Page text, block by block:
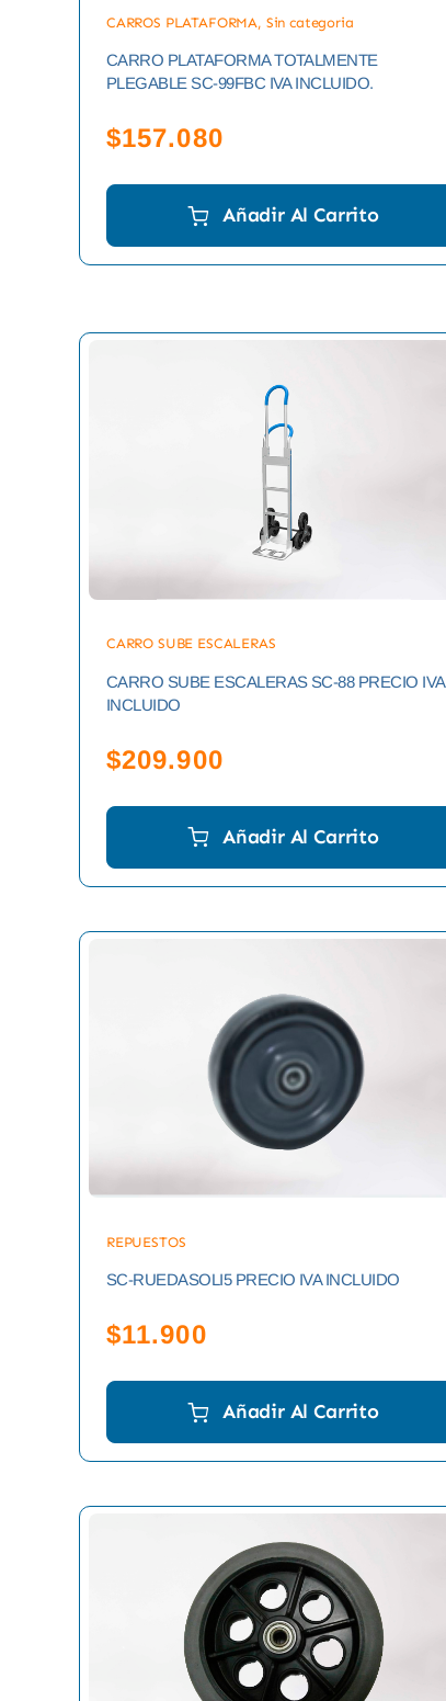
CARROS PLATAFORMA, Sin categoria
CARRO PLATAFORMA TOTALMENTE
PLEGABLE SC-99FBC IVA INCLUIDO.
$157.080
Añadir Al Carrito
CARRO SUBE ESCALERAS
CARRO SUBE ESCALERAS SC-88 PRECIO IVA
INCLUIDO
$209.900
Añadir Al Carrito
REPUESTOS
SC-RUEDASOLI5 PRECIO IVA INCLUIDO
$11.900
Añadir Al Carrito